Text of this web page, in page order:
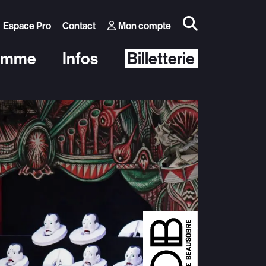
Espace Pro Contact Mon compte
Infos Billetterie
Autres événements
Conférence Thomas D’Ansembourg
Conférence Natacha Calestrémé
Morges-sous-Rire